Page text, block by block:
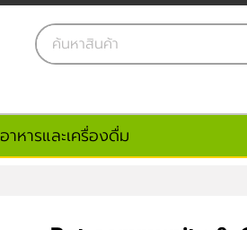
อาหารและเครื่องดื่ม